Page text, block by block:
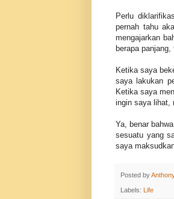
Perlu
pernah tahu
mengajarkan
berapa
Ketika saya
saya lakukan
Ketika saya
ingin saya lihat,
Ya, benar
sesuatu yang
saya
Posted by
Labels: Life